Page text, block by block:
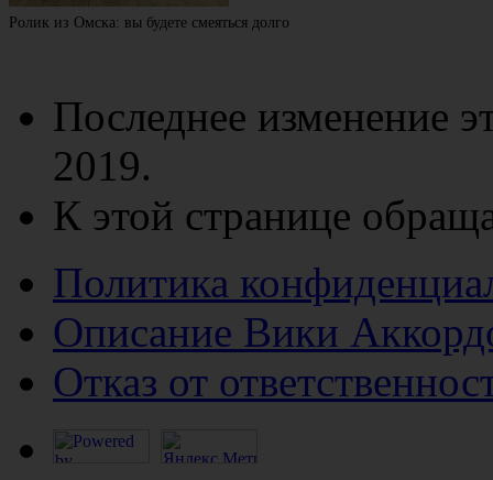
Ролик из Омска: вы будете смеяться долго
Последнее изменение
2019.
К этой странице
Политика
Описание Вики
Отказ от